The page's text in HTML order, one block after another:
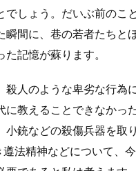
しょう。だいぶ前のこ
間に、巷の若者たちと
記憶が蘇ります。
人のような卑劣な行為
教えることできなかっ
銃などの殺傷兵器を取
法精神などについて、